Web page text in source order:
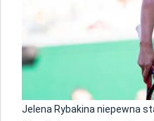
Jelena Rybakina niepewna